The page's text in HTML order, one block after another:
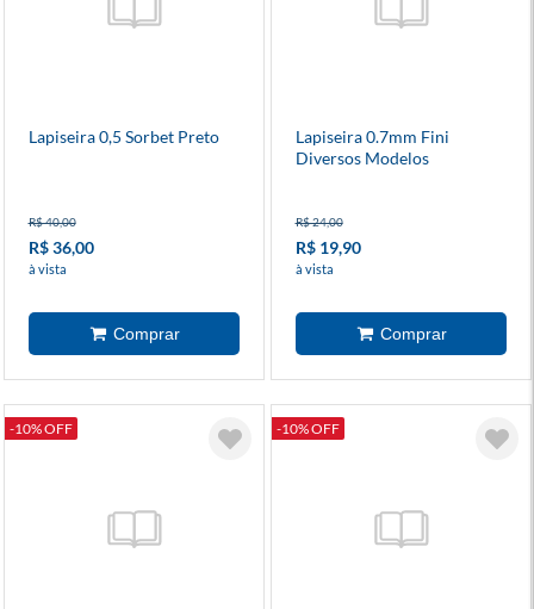
Lapiseira 0,5 Sorbet Preto
R$ 40,00
R$ 36,00
à vista
Lapiseira 0.7mm Fini
Diversos Modelos
R$ 24,00
R$ 19,90
à vista
-10% OFF -10% OFF